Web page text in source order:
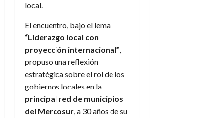
local.
El encuentro, bajo el lema
“Liderazgo local con
proyección internacional”,
propuso una reflexión
estratégica sobre el rol de los
gobiernos locales en la
principal red de municipios
del Mercosur, a 30 años de su